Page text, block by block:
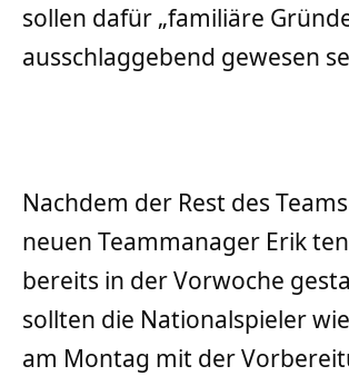
sollen dafür „familiäre
ausschlaggebend gewesen
Nachdem der Rest des
neuen Teammanager Erik
bereits in der Vorwoche
sollten die Nationalspieler
am Montag mit der